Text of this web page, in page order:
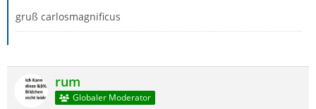
gruß carlosmagnificus
rum
Globaler Moderator